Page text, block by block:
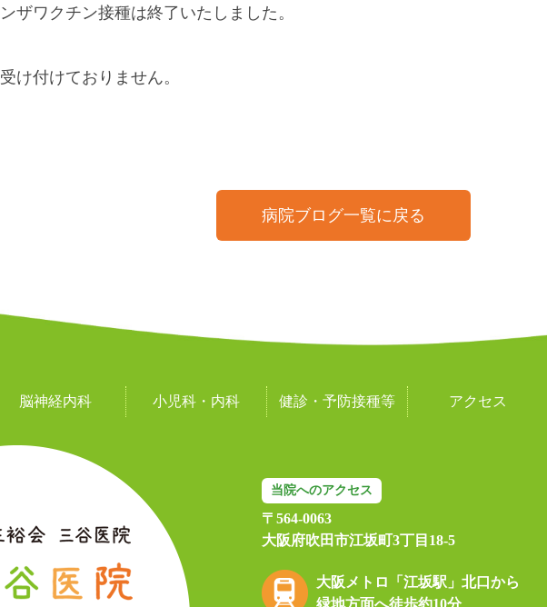
ザワクチン接種は終了いたしました。
け付けておりません。
病院ブログ一覧に戻る
脳神経内科 小児科・内科 健診・予防接種等 アクセス
当院へのアクセス
〒564-0063
大阪府吹田市江坂町3丁目18-5
大阪メトロ「江坂駅」北口から
緑地方面へ徒歩約10分